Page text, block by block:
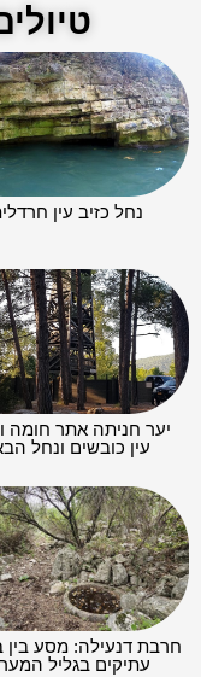
נחל כזיב עין
יער חניתה אתר חומה
עין כובשים ונחל
חרבת דנעילה: מסע בין
עתיקים בגליל